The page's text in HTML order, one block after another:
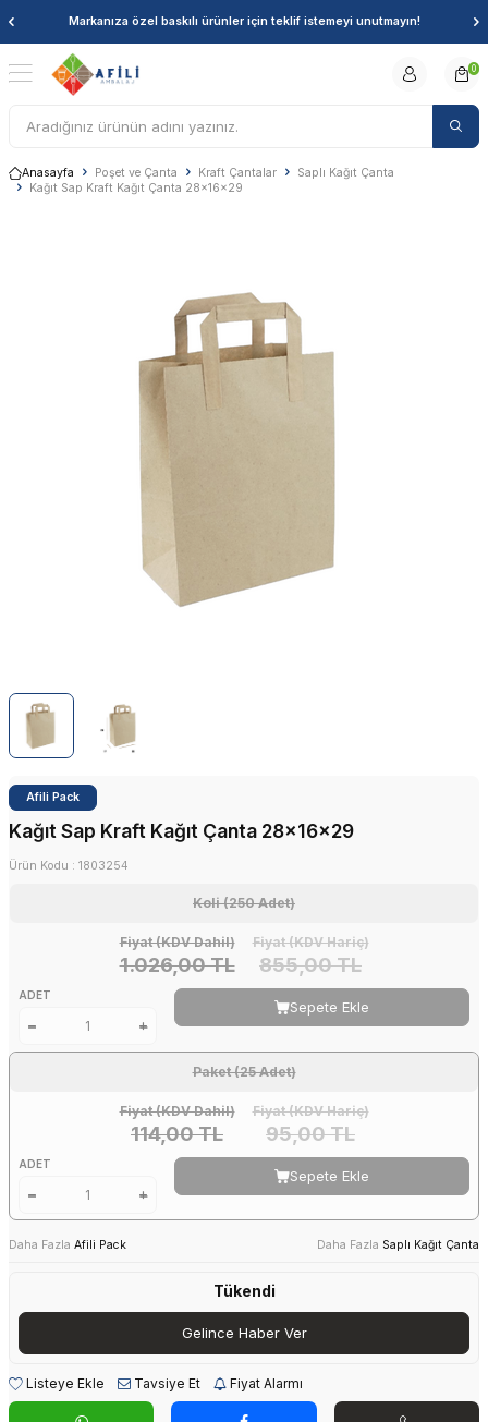
Markanıza özel baskılı ürünler için teklif istemeyi unutmayın!
0
Anasayfa Poşet ve Çanta Kraft Çantalar
Saplı Kağıt Çanta
Kağıt Sap Kraft Kağıt Çanta 28x16x29
Afili Pack
Kağıt Sap Kraft Kağıt Çanta 28x16x29
Ürün Kodu : 1803254
Koli (250 Adet)
Fiyat (KDV Dahil)
1.026,00 TL
Fiyat (KDV Hariç)
855,00 TL
ADET
Sepete Ekle
Paket (25 Adet)
Fiyat (KDV Dahil)
114,00 TL
Fiyat (KDV Hariç)
95,00 TL
ADET
Sepete Ekle
Daha Fazla Afili Pack Daha Fazla Saplı Kağıt Çanta
Tükendi
Gelince Haber Ver
Listeye Ekle Tavsiye Et Fiyat Alarmı